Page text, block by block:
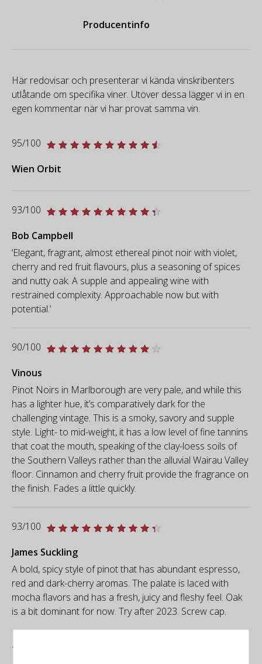
Producentinfo
Här redovisar och presenterar vi kända vinskribenters
utlåtande om specifika viner. Utöver dessa lägger vi in en
egen kommentar när vi har provat samma vin.
95/100
Wien Orbit
93/100
Bob Campbell
‘Elegant, fragrant, almost ethereal pinot noir with violet,
cherry and red fruit flavours, plus a seasoning of spices
and nutty oak. A supple and appealing wine with
restrained complexity. Approachable now but with
potential.’
90/100
Vinous
Pinot Noirs in Marlborough are very pale, and while this
has a lighter hue, it’s comparatively dark for the
challenging vintage. This is a smoky, savory and supple
style. Light- to mid-weight, it has a low level of fine tannins
that coat the mouth, speaking of the clay-loess soils of
the Southern Valleys rather than the alluvial Wairau Valley
floor. Cinnamon and cherry fruit provide the fragrance on
the finish. Fades a little quickly.
93/100
James Suckling
A bold, spicy style of pinot that has abundant espresso,
red and dark-cherry aromas. The palate is laced with
mocha flavors and has a fresh, juicy and fleshy feel. Oak
is a bit dominant for now. Try after 2023. Screw cap.
19/20